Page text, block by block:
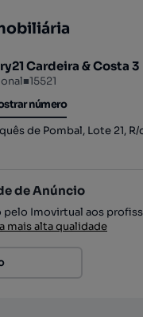
Cardeira & Costa 3
■15521
número
número
de Pombal, Lote 21,
de Anúncio
Imovirtual aos
mais alta qualidade